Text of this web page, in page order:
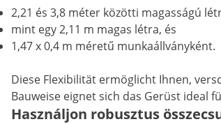
2,21 és 3,8 méter közötti magasságú
mint egy 2,11 m magas létra, és
1,47 x 0,4 m méretű munkaállványként.
Diese Flexibilität ermöglicht Ihnen,
Bauweise eignet sich das Gerüst ideal
Használjon robusztus